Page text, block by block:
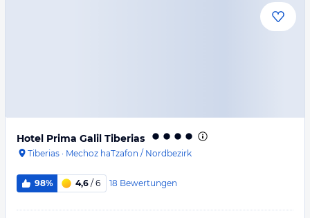
Hotel Prima Galil Tiberias
Tiberias · Mechoz haTzafon / Nordbezirk
98% 4,6 / 6 18 Bewertungen